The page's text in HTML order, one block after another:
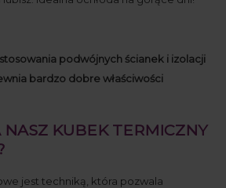
podwójnych ścianek i izolacji
bardzo dobre właściwości
NASZ KUBEK TERMICZNY
jest techniką, która pozwala